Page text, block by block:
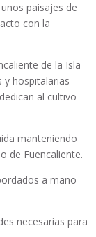
paisajes de
con la
de la Isla
y hospitalarias
al cultivo
manteniendo
de Fuencaliente.
a mano
necesarias para